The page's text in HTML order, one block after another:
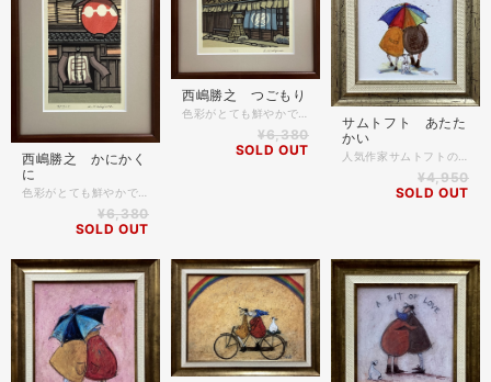
西嶋勝之 かにかく
に
¥6,380
SOLD OUT
西嶋勝之 つごもり
¥6,380
SOLD OUT
サムトフト あたた
かい
人気作家サムトフトのポスター額装品です！ 優しいタッチの作品で、ポスターですが表面に特殊な加工をして 油絵のような仕上がりになっています。 当店でもご来店のお客様の目によく止まる人気の作品です✨ ＊商品詳細 作家名 サムトフト 作品名 あたたかい 額縁外寸 約23.5cm×23.5cm 作品部分寸法 約14.8cm×14.8cm
¥4,950
SOLD OUT